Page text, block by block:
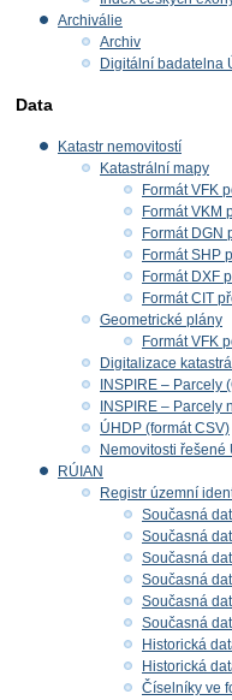
Archiválie
Archiv
Digitální badatelna
Data
Katastr nemovitostí
Katastrální mapy
Formát VFK
Formát VKM
Formát DGN
Formát SHP
Formát DXF
Formát CIT
Geometrické plány
Formát VFK
Digitalizace
INSPIRE – Parcely
INSPIRE –
ÚHDP (formát CSV)
Nemovitosti řešené
RÚIAN
Registr územní
Současná
Současná
Současná
Současná
Současná
Současná
Historická
Historická
Číselníky ve